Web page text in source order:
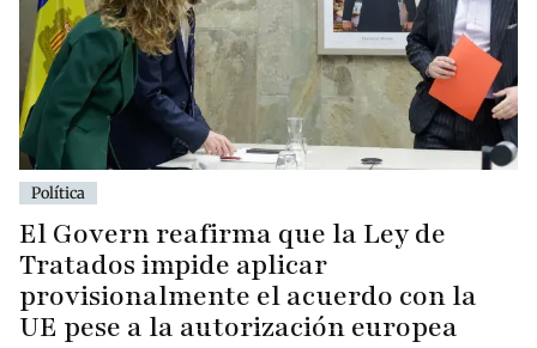
Política
El Govern reafirma que la Ley de
Tratados impide aplicar
provisionalmente el acuerdo con la
UE pese a la autorización europea